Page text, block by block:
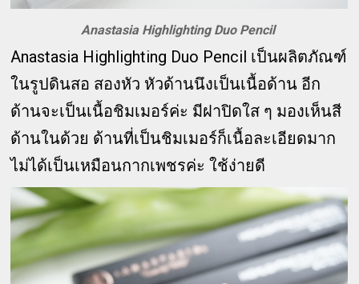
Anastasia Highlighting Duo Pencil
Anastasia Highlighting Duo Pencil เป็นผลิตภัณฑ์
ในรูปดินสอ สองหัว หัวด้านนึงเป็นเนื้อด้าน อีก
ด้านจะเป็นเนื้อชิมเมอร์ค่ะ มีฝาปิดใส ๆ มองเห็นสี
ด้านในด้วย ด้านที่เป็นชิมเมอร์ก็เนื้อละเอียดมาก
ไม่ได้เป็นเหมือนกากเพชรค่ะ ใช้ง่ายดี